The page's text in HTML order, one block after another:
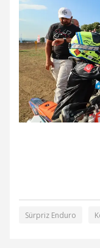
Sürpriz Enduro